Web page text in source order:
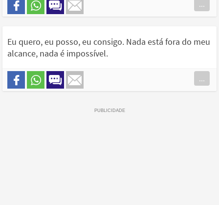
...
Eu quero, eu posso, eu consigo. Nada está fora do meu
alcance, nada é impossível.
...